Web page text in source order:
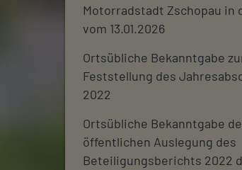
Motorradstadt Zschopau in
vom 13.01.2026
Ortsübliche Bekanntgabe
Feststellung des
2022
Ortsübliche Bekanntgabe
öffentlichen Auslegung des
Beteiligungsberichts 2022